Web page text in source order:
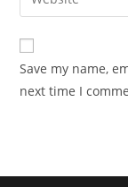
Save my name,
next time I